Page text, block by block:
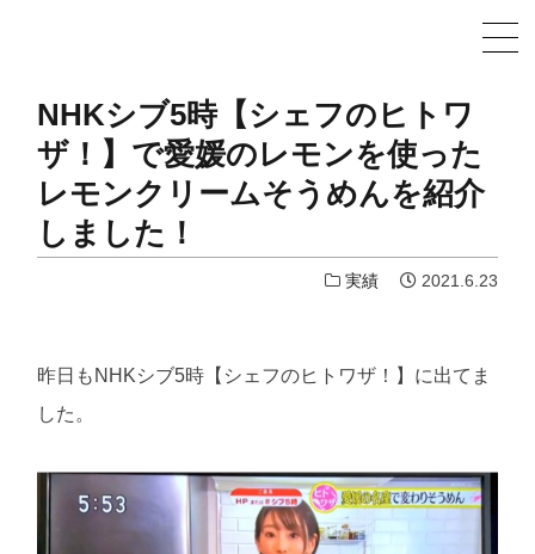
NHKシブ5時【シェフのヒトワ
ザ！】で愛媛のレモンを使った
レモンクリームそうめんを紹介
しました！
実績 2021.6.23
昨日もNHKシブ5時【シェフのヒトワザ！】に出てま
した。